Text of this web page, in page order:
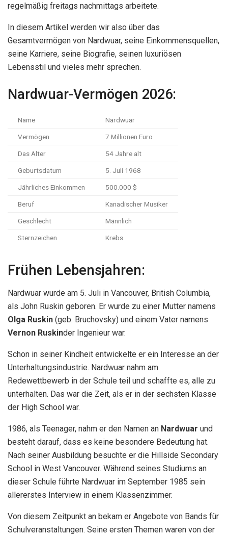
regelmäßig freitags nachmittags arbeitete.
In diesem Artikel werden wir also über das
Gesamtvermögen von Nardwuar, seine Einkommensquellen,
seine Karriere, seine Biografie, seinen luxuriösen
Lebensstil und vieles mehr sprechen.
Nardwuar-Vermögen 2026:
Name Nardwuar
Vermögen 7 Millionen Euro
Das Alter 54 Jahre alt
Geburtsdatum 5. Juli 1968
Jährliches Einkommen 500.000 $
Beruf Kanadischer Musiker
Geschlecht Männlich
Sternzeichen Krebs
Frühen Lebensjahren:
Nardwuar wurde am 5. Juli in Vancouver, British Columbia,
als John Ruskin geboren. Er wurde zu einer Mutter namens
Olga Ruskin (geb. Bruchovsky) und einem Vater namens
Vernon Ruskinder Ingenieur war.
Schon in seiner Kindheit entwickelte er ein Interesse an der
Unterhaltungsindustrie. Nardwuar nahm am
Redewettbewerb in der Schule teil und schaffte es, alle zu
unterhalten. Das war die Zeit, als er in der sechsten Klasse
der High School war.
1986, als Teenager, nahm er den Namen an Nardwuar und
besteht darauf, dass es keine besondere Bedeutung hat.
Nach seiner Ausbildung besuchte er die Hillside Secondary
School in West Vancouver. Während seines Studiums an
dieser Schule führte Nardwuar im September 1985 sein
allererstes Interview in einem Klassenzimmer.
Von diesem Zeitpunkt an bekam er Angebote von Bands für
Schulveranstaltungen. Seine ersten Themen waren von der